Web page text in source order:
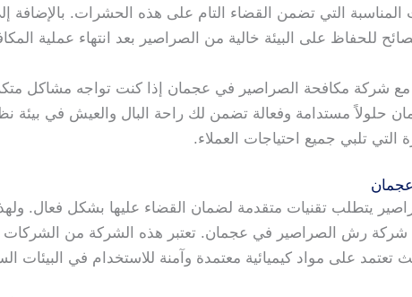
المناسبة التي تضمن القضاء التام على هذه الحشرات.
للحفاظ على البيئة خالية من الصراصير بعد انتهاء عملية
مع شركة مكافحة الصراصير في عجمان إذا كنت تواجه مشاكل
حلولاً مستدامة وفعالة تضمن لك راحة البال والعيش في بيئة
التي تلبي جميع احتياجات العملاء.
يتطلب تقنيات متقدمة لضمان القضاء عليها بشكل فعال. ولهذا
رش الصراصير في عجمان. تعتبر هذه الشركة من الشركات
على مواد كيميائية معتمدة وآمنة للاستخدام في البيئات